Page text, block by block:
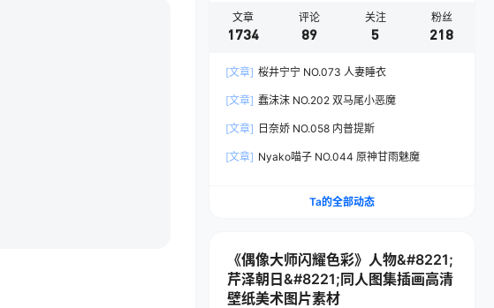
文章
1734
评论
89
关注
5
粉丝
218
[文章] 桜井宁宁 NO.073 人妻睡衣
[文章] 蠢沫沫 NO.202 双马尾小恶魔
[文章] 日奈娇 NO.058 内普提斯
[文章] Nyako喵子 NO.044 原神甘雨魅魔
Ta的全部动态
《偶像大师闪耀色彩》人物&#8221;
芹泽朝日&#8221;同人图集插画高清
壁纸美术图片素材